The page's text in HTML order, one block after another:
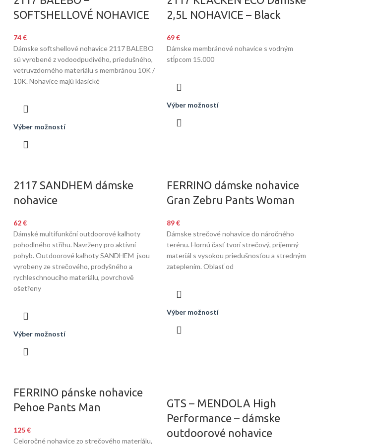
SOFTSHELLOVÉ NOHAVICE
74€
Dámske softshellové nohavice 2117 BALEBO
sú vyrobené z vodoodpudivého, priedušného,
vetruvzdorného materiálu s membránou 10K /
10K. Nohavice majú klasické
Výber možností
2,5L NOHAVICE – Black
69€
Dámske membránové nohavice s vodným
stĺpcom 15.000
Výber možností
2117 SANDHEM dámske
nohavice
62€
Dámské multifunkční outdoorové kalhoty
pohodlného střihu. Navrženy pro aktivní
pohyb. Outdoorové kalhoty SANDHEM jsou
vyrobeny ze strečového, prodyšného a
rychleschnoucího materiálu, povrchově
ošetřeny
Výber možností
FERRINO dámske nohavice
Gran Zebru Pants Woman
89€
Dámske strečové nohavice do náročného
terénu. Hornú časť tvorí strečový, príjemný
materiál s vysokou priedušnosťou a stredným
zateplením. Oblasť od
Výber možností
FERRINO pánske nohavice
Pehoe Pants Man
125€
Celoročné nohavice zo strečového materiálu,
GTS – MENDOLA High
Performance – dámske
outdoorové nohavice